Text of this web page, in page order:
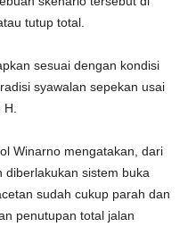
tutup total.
sesuai dengan kondisi
syawalan sepekan usai
Winarno mengatakan, dari
diberlakukan sistem buka
sudah cukup parah dan
penutupan total jalan